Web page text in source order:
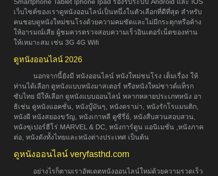
เว็บไซต์ของเราดูหนังออนไลน์เป็นหนึ่งในตัวเลือกที่ดีที่สุด สำหรับ
คนชอบดูหนังใหม่ชนโรงด้วยความคมชัดและไม่มีกระตุกหรือค้าง
ให้อารมณ์เสีย ผู้ชมควรตรวจสอบความเร็วอินเตอร์เน็ตของท่าน
ให้เหมาะสม เช่น 3G 4G Wifi
ดูหนังออนไลน์ 2026
นอกจากนี้ยังมี หนังออนไลน์ หนังใหม่ชนโรง เต็มเรื่อง ให้
ท่านได้เลือก ดูหนังแบบหนังมาสเตอร์ หรือหนังใหม่ซาวด์แท็รก
ซับไทย มีให้เลือก ดูหนังแบบออนไลน์ หลากหลายประเภทหนัง อา
ธิเช่น ดูหนังแอคชั่น, หนังบู๊มันๆ, หนังดราม่า, หนังรักโรแมนติก,
หนังผี หนังสยองขวัญ, หนังเกาหลี ดูซีรี่ย์, หนังสืบสวนสอบสวน,
หนังซุเปอร์ฮีโร่ MARVEL & DC, หนังการ์ตูน แอนิเมชั่น ,หนังภาค
ต่อ, หนังดังทั้งไทยและหนังต่างประเทศ เป็นต้น
ดูหนังออนไลน์ veryfasthd.com
อย่างไรก็ตามเราอัพเดตหนังออนไลน์ใหม่ด้วยความรวดเร็ว